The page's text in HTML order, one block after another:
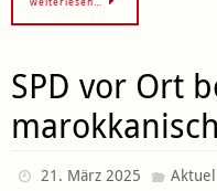
weiterlesen…
SPD vor Ort
21. März 2025